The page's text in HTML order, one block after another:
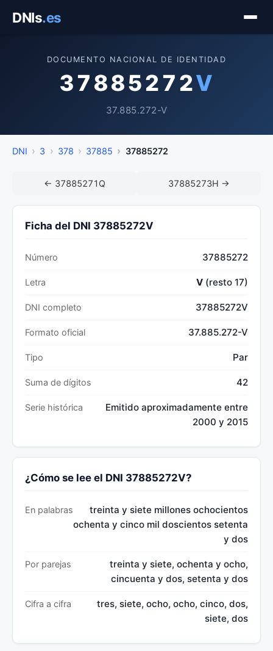
DNIs.es
DOCUMENTO NACIONAL DE IDENTIDAD
37885272V
37.885.272-V
DNI 3 378 37885 37885272
← 37885271Q 37885273H →
Ficha del DNI 37885272V
Número 37885272
Letra V (resto 17)
DNI completo 37885272V
Formato oficial 37.885.272-V
Tipo Par
Suma de dígitos 42
Serie histórica
Emitido aproximadamente entre
2000 y 2015
¿Cómo se lee el DNI 37885272V?
En palabras
treinta y siete millones ochocientos
ochenta y cinco mil doscientos setenta
y dos
Por parejas
treinta y siete, ochenta y ocho,
cincuenta y dos, setenta y dos
Cifra a cifra
tres, siete, ocho, ocho, cinco, dos,
siete, dos